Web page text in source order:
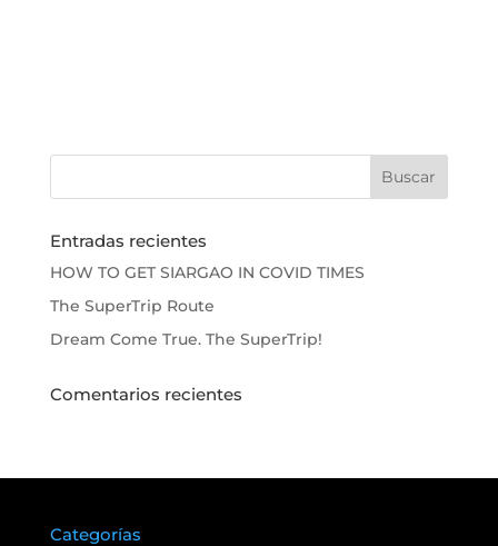
Entradas recientes
HOW TO GET SIARGAO IN COVID TIMES
The SuperTrip Route
Dream Come True. The SuperTrip!
Comentarios recientes
Categorías